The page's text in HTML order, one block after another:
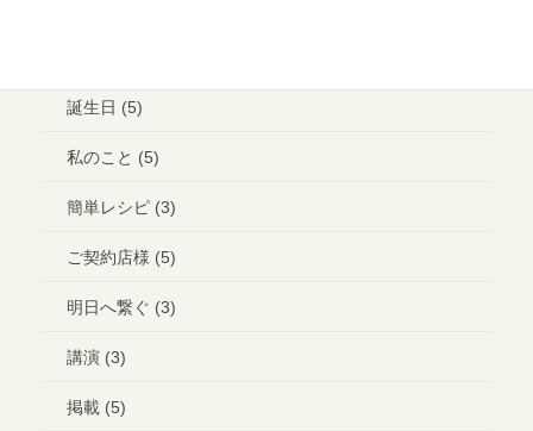
誕生日 (5)
私のこと (5)
簡単レシピ (3)
ご契約店様 (5)
明日へ繋ぐ (3)
講演 (3)
掲載 (5)